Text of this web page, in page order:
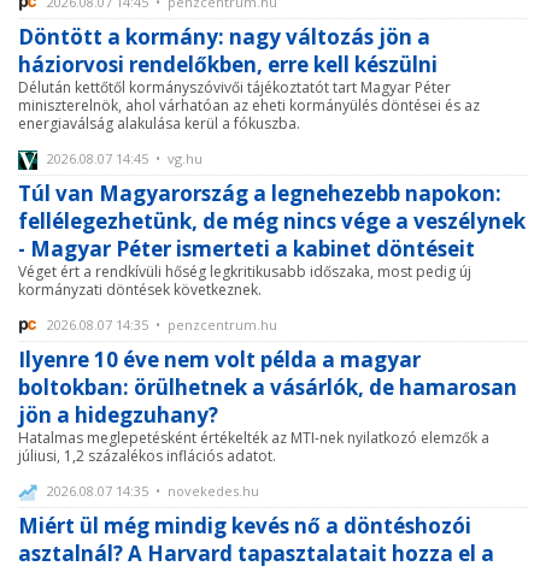
Döntött a kormány: nagy változás jön a
háziorvosi rendelőkben, erre kell készülni
Délután kettőtől kormányszóvivői tájékoztatót tart Magyar Péter
miniszterelnök, ahol várhatóan az eheti kormányülés döntései és az
energiaválság alakulása kerül a fókuszba.
2026.08.07 14:45 • vg.hu
Túl van Magyarország a legnehezebb napokon:
fellélegezhetünk, de még nincs vége a veszélynek
- Magyar Péter ismerteti a kabinet döntéseit
Véget ért a rendkívüli hőség legkritikusabb időszaka, most pedig új
kormányzati döntések következnek.
2026.08.07 14:35 • penzcentrum.hu
Ilyenre 10 éve nem volt példa a magyar
boltokban: örülhetnek a vásárlók, de hamarosan
jön a hidegzuhany?
Hatalmas meglepetésként értékelték az MTI-nek nyilatkozó elemzők a
júliusi, 1,2 százalékos inflációs adatot.
2026.08.07 14:35 • novekedes.hu
Miért ül még mindig kevés nő a döntéshozói
asztalnál? A Harvard tapasztalatait hozza el a